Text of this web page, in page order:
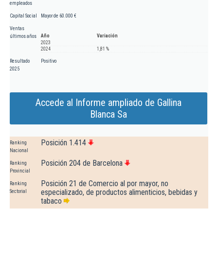
empleados
Capital Social Mayor de 60.000 €
Ventas
últimos años
Año
Variación
2023
2024
1,81 %
Resultado
2025
Positivo
Accede al Informe ampliado de Gallina
Blanca Sa
Ranking
Nacional
Posición 1.414
Ranking
Provincial
Posición 204 de Barcelona
Ranking
Sectorial
Posición 21 de Comercio al por mayor, no
especializado, de productos alimenticios, bebidas y
tabaco